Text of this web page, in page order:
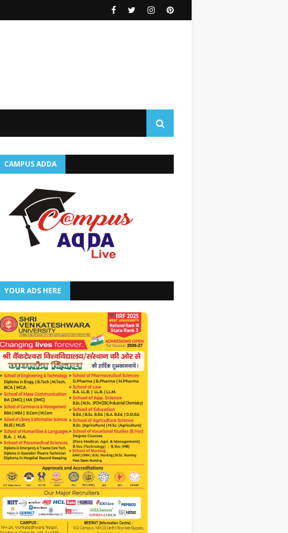
CAMPUS ADDA
YOUR ADS HERE